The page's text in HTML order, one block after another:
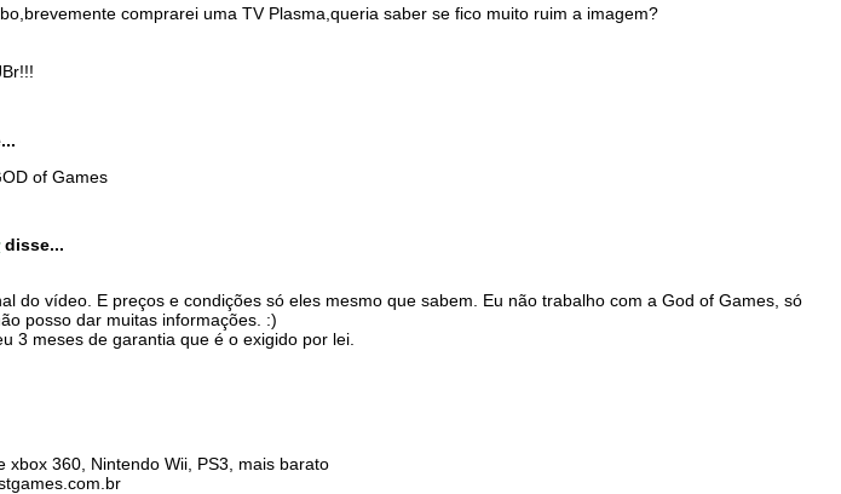
comprarei uma TV Plasma,queria saber se fico muito ruim a imagem?
of Games
disse...
do vídeo. E preços e condições só eles mesmo que sabem. Eu não trabalho com a God of Games, só
posso dar muitas informações. :)
3 meses de garantia que é o exigido por lei.
xbox 360, Nintendo Wii, PS3, mais barato